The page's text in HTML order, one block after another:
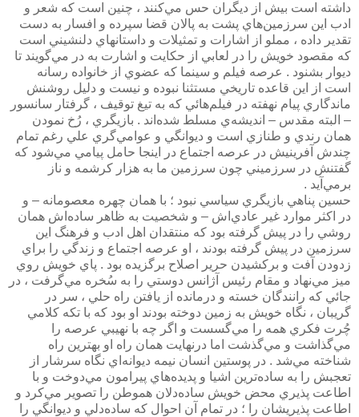
داشته است بيش از ديگران حس مي‌كنند ، چنين است كه شعر و
ادب اين سرزمين‌هاي پشت به پالان قضا سپرده و افسار به دست
تقدير داده ، مملو از اشارات و تمثيلات و داستانهاي دلنشيني است
كه مقصود خويش را در لعابي از حكايت و اشارت به در مي‌گويند تا
ديوار بشنود . عرصه فيلم و سينما كه عضوي از خانواده رسانه
است از اين قاعده تاريخي مستثنا نبوده و نيست و دليل روشنش
ماندگاري پيام نهفته در فيلم‌هائي كه به تيغ توقيف ، گرفتار سانسور
– البته مقدس – انديشه‌ي مسلط شده‌اند . بازيگري ، رُخ نمودن
همان رندي و طنازي است و ديوانگي و عوامي‌گري علي رغم تمام
چندش آفرينيش در عرصه اجتماع در اينجا حامل پيامي مي‌شود كه
گفتنش در سرزميني چون سرزمين ما به هزار كرشمه و ناز
برمي‌آيد .
حسين پناهي بازيگري سياسي نبود ؛ با همان چهره معصومانه – و
در اكثر موارد غير عادي‌اش – و شخصيت به ظاهر ساده‌اش همان
روشي را در پيش گرفته بود كه منتقدان اهل ادب و فرهنگ اين
سرزمين در پيش گرفته بودند ، او عرصه اجتماع و زندگي را براي
زدودن آفت و بركشيدن حرير اصلاح برگزيده بود . پاي خويش روي
ميز مي‌نهاد و مقام رئيس آژانس دوستي را به سُخره مي‌گرفت ، در
جائي كه رانندگان خسته و درمانده از يافتن راه حلي ، سر در
گريبان ، نگاه خويش به زمين دوخته بودند او بود كه با تكه كلامي
چُرت فكري همه را مي‌گسست و اگر چه با نهيبي عرصه را
مي‌گذاشت و مي‌گذشت اما درنهايت همان راه او بهترين راه
شناخته مي‌شد . در پوستين انسان نيمه ديوانه‌اي نگاه سرشار از
تعجبش را به ساده‌ترين اشيا و پديده‌هاي پيرامون مي‌دوخت و با
اطاعت پذيري محض خويش ساده‌دلان هموطن را تصوير مي‌كرد و
اطاعت پذيريشان را ؛ در تمام آن احوال كه ساده‌دلي و ديوانگي را